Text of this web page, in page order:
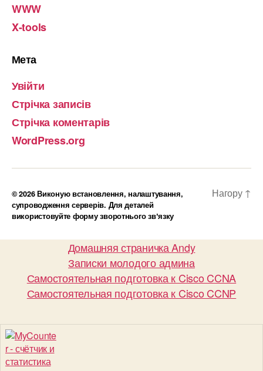
WWW
X-tools
Мета
Увійти
Стрічка записів
Стрічка коментарів
WordPress.org
© 2026Виконую встановлення, налаштування,
супроводження серверів. Для деталей
використовуйте форму зворотнього звʼязку
Нагору ↑
Домашняя страничка Andy
Записки молодого админа
Самостоятельная подготовка к Cisco CCNA
Самостоятельная подготовка к Cisco CCNP